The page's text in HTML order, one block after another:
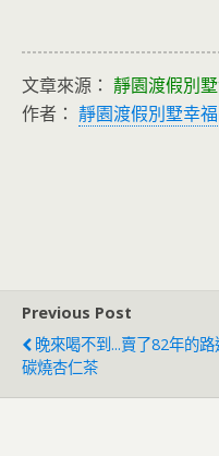
文章來源： 靜園渡假別
作者： 靜園渡假別墅幸
Previous Post
晚來喝不到...賣了82年的路
碳燒杏仁茶